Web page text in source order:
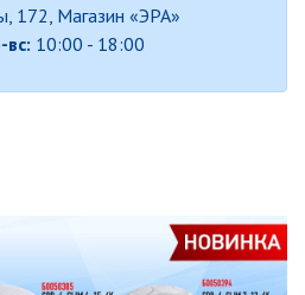
БЫТОВЫЕ ПОТОЛОЧНЫЕ
ДЕКОРАТИВНЫЕ СВЕТИЛЬНИКИ
ИНФРАКРАСНЫЕ ЛАМПЫ
172, Магазин «ЭРА»
вс: 10:00 - 18:00